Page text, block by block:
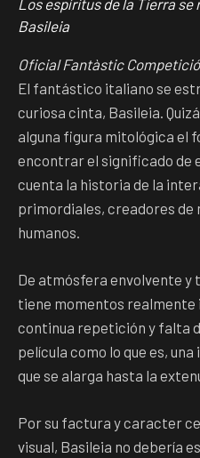
Basileia
Oficial Fantàstic Competició
El fantástico italiano se
curiosa cinta, Basileia.
alguna figura mitológica el
encontrar el significado de
cuenta la historia de la
primordiales, creadores de
humanos.
De atmósfera envolvente y
tiene momentos realmente
continua repetición y falta
película como lo que es,
que se alarga hasta la
Por su factura y caracter
visual, Basileia no debería